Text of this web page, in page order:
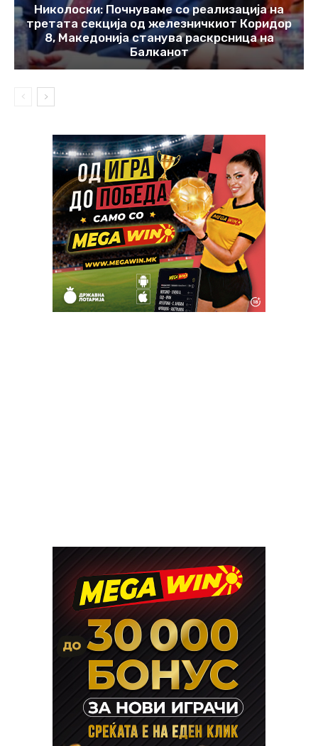
Николоски: Почнуваме со реализација на
третата секција од железничкиот Коридор
8, Македонија станува раскрсница на
Балканот